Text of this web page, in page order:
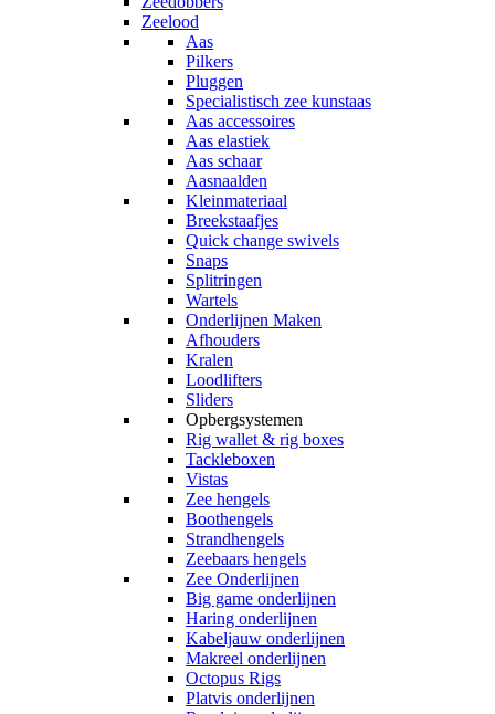
Zeelood
Aas
Pilkers
Pluggen
Specialistisch zee kunstaas
Aas accessoires
Aas elastiek
Aas schaar
Aasnaalden
Kleinmateriaal
Breekstaafjes
Quick change swivels
Snaps
Splitringen
Wartels
Onderlijnen Maken
Afhouders
Kralen
Loodlifters
Sliders
Opbergsystemen
Rig wallet & rig boxes
Tackleboxen
Vistas
Zee hengels
Boothengels
Strandhengels
Zeebaars hengels
Zee Onderlijnen
Big game onderlijnen
Haring onderlijnen
Kabeljauw onderlijnen
Makreel onderlijnen
Octopus Rigs
Platvis onderlijnen